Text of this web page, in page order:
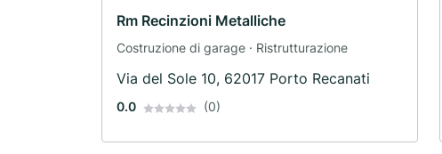
Rm Recinzioni Metalliche
Costruzione di garage · Ristrutturazione
Via del Sole 10, 62017 Porto Recanati
0.0 (0)